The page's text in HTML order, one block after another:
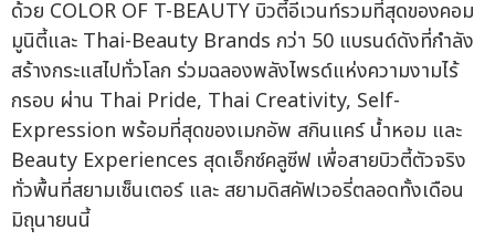
ด้วย COLOR OF T-BEAUTY บิวตี้อีเวนท์รวมที่สุดของคอม
มูนิตี้และ Thai-Beauty Brands กว่า 50 แบรนด์ดังที่กำลัง
สร้างกระแสไปทั่วโลก ร่วมฉลองพลังไพรด์แห่งความงามไร้
กรอบ ผ่าน Thai Pride, Thai Creativity, Self-
Expression พร้อมที่สุดของเมกอัพ สกินแคร์ น้ำหอม และ
Beauty Experiences สุดเอ็กซ์คลูซีฟ เพื่อสายบิวตี้ตัวจริง
ทั่วพื้นที่สยามเซ็นเตอร์ และ สยามดิสคัฟเวอรี่ตลอดทั้งเดือน
มิถุนายนนี้